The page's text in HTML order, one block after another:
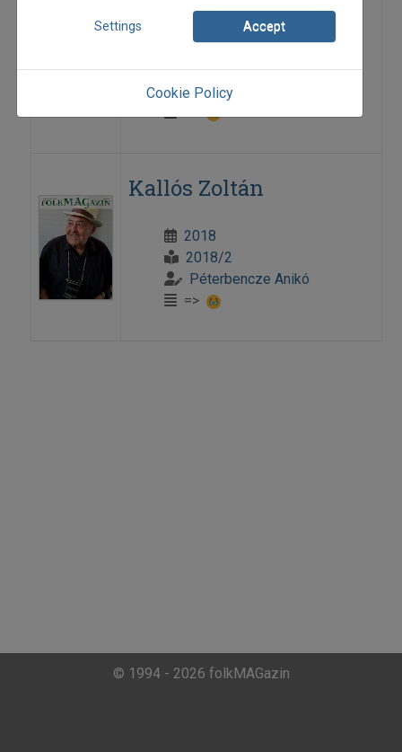
2015/6
Péterbencze Anikó
=>
Kallós Zoltán
2018
2018/2
Péterbencze Anikó
=>
Settings Accept
Cookie Policy
© 1994 - 2026 folkMAGazin